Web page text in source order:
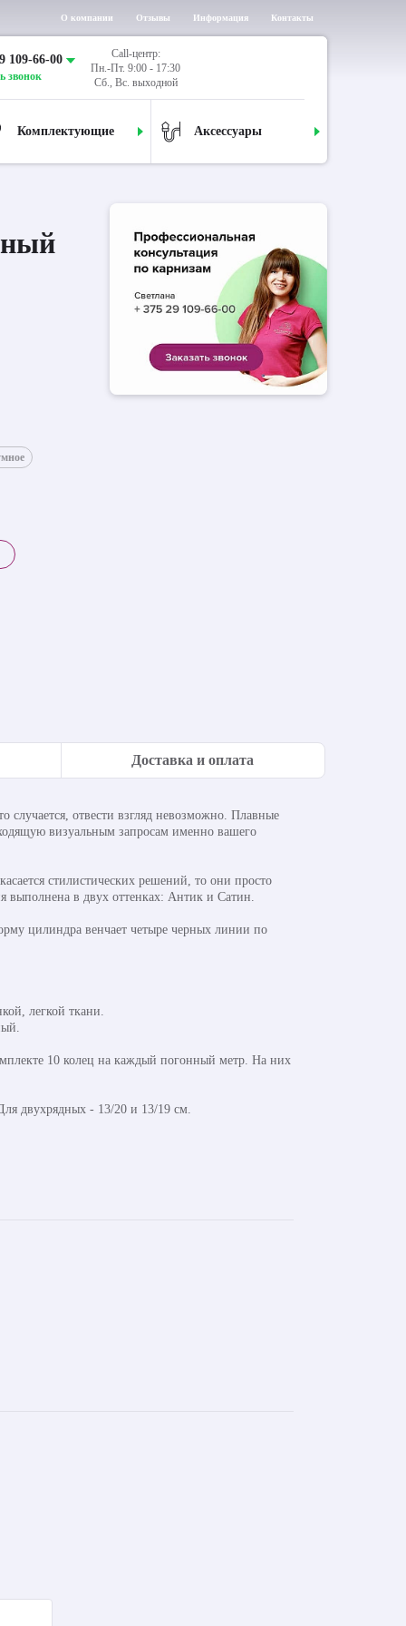
О компании Отзывы Информация Контакты
109-66-00
звонок
Call-центр:
Пн.-Пт. 9:00 - 17:30
Сб., Вс. выходной
Комплектующие Аксессуары
Доставка и оплата
случается, отвести взгляд невозможно. Плавные
визуальным запросам именно вашего
стилистических решений, то они просто
выполнена в двух оттенках: Антик и Сатин.
цилиндра венчает четыре черных линии по
легкой ткани.
10 колец на каждый погонный метр. На них
двухрядных - 13/20 и 13/19 см.